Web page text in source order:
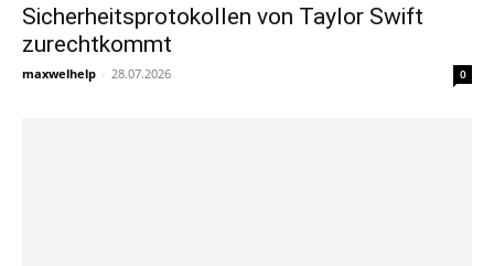
Sicherheitsprotokollen von Taylor Swift
zurechtkommt
maxwelhelp - 28.07.2026 0